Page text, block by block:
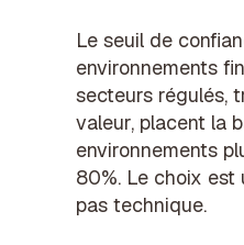
Le seuil de
environnements
secteurs régulés,
valeur, placent la
environnements
80%. Le choix est
pas technique.